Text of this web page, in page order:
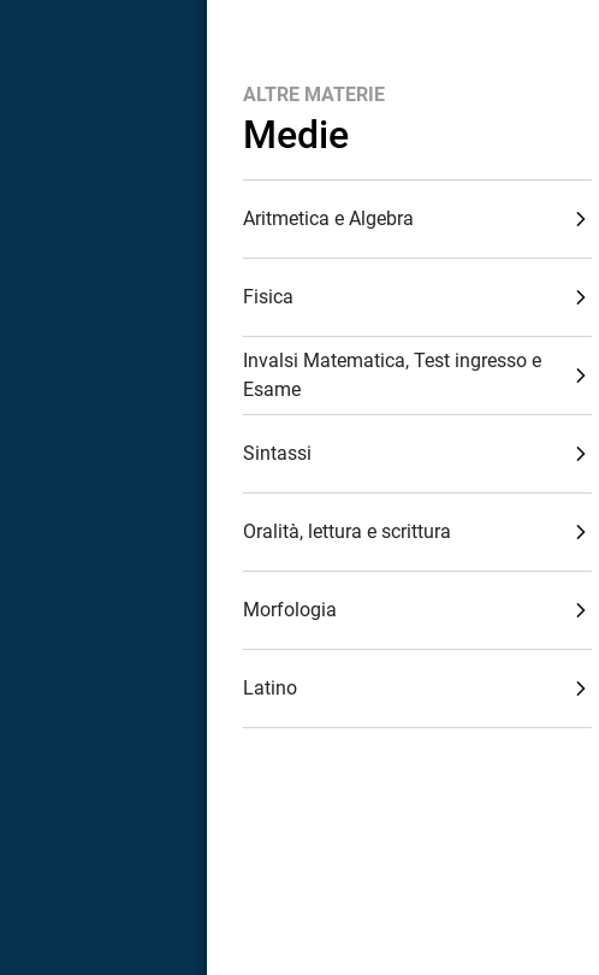
ALTRE MATERIE
Medie
Aritmetica e Algebra
Fisica
Invalsi Matematica, Test ingresso e
Esame
Sintassi
Oralità, lettura e scrittura
Morfologia
Latino